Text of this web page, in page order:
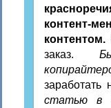
контент-
контентом.
заказ.
заработать
статью в